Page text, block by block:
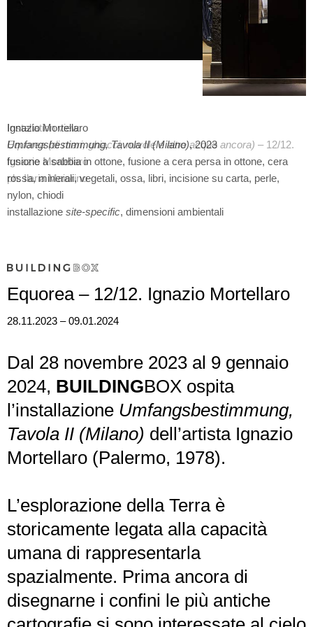
Installation view
Equorea (di mari, ghiacci, nuvole e altre acque ancora) – 12/12.
Ignazio Mortellaro
ph. Ilaria Maiorino
Equorea – 12/12. Ignazio Mortellaro
28.11.2023 – 09.01.2024
Dal 28 novembre 2023 al 9 gennaio
2024, BUILDINGBOX ospita
l’installazione Umfangsbestimmung,
Tavola II (Milano) dell’artista Ignazio
Mortellaro (Palermo, 1978).
L’esplorazione della Terra è
storicamente legata alla capacità
umana di rappresentarla
spazialmente. Prima ancora di
disegnarne i confini le più antiche